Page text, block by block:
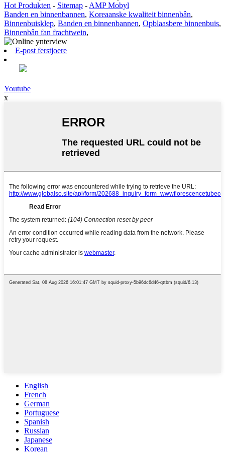
Hot Produkten - Sitemap - AMP Mobyl
Banden en binnenbannen, Koreaanske kwaliteit binnenbân,
Binnenbuisklep, Banden en binnenbannen, Opblaasbere binnenbuis,
Binnenbân fan frachtwein,
E-post ferstjoere
Youtube
x
English
French
German
Portuguese
Spanish
Russian
Japanese
Korean